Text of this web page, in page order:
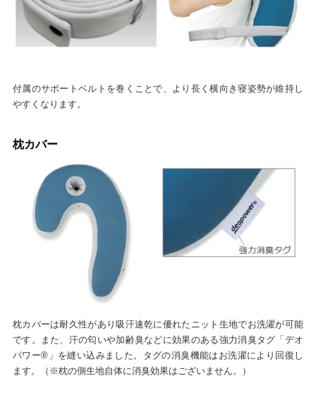
付属のサポートベルトを巻くことで、より長く横向き寝姿勢が維持し
やすくなります。
枕カバー
枕カバーは耐久性があり吸汗速乾に優れたニット生地でお洗濯が可能
です。また、汗の匂いや加齢臭などに効果のある強力消臭タグ「デオ
パワー®」を縫い込みました。タグの消臭機能はお洗濯により回復し
ます。（※枕の側生地自体に消臭効果はございません。）